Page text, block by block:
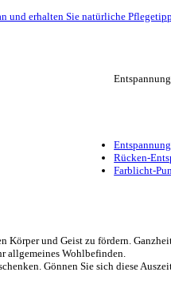
und erhalten Sie natürliche
Rücken-
Farblicht-
und Geist zu fördern.
allgemeines Wohlbefinden.
Gönnen Sie sich diese